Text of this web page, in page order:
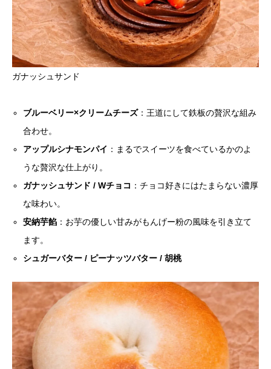
ガナッシュサンド
ブルーベリー×クリームチーズ：王道にして鉄板の贅沢な組み
合わせ。
アップルシナモンパイ ：まるでスイーツを食べているかのよ
うな贅沢な仕上がり。
ガナッシュサンド / Wチョコ ：チョコ好きにはたまらない濃厚
な味わい。
安納芋餡 ：お芋の優しい甘みがもんげー粉の風味を引き立て
ます。
シュガーバター / ピーナッツバター / 胡桃